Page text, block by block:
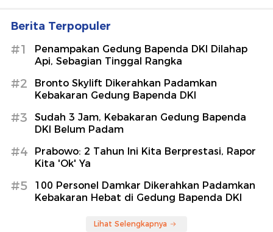
Berita Terpopuler
#1
Penampakan Gedung Bapenda DKI Dilahap
Api, Sebagian Tinggal Rangka
#2
Bronto Skylift Dikerahkan Padamkan
Kebakaran Gedung Bapenda DKI
#3
Sudah 3 Jam, Kebakaran Gedung Bapenda
DKI Belum Padam
#4
Prabowo: 2 Tahun Ini Kita Berprestasi, Rapor
Kita 'Ok' Ya
#5
100 Personel Damkar Dikerahkan Padamkan
Kebakaran Hebat di Gedung Bapenda DKI
Lihat Selengkapnya